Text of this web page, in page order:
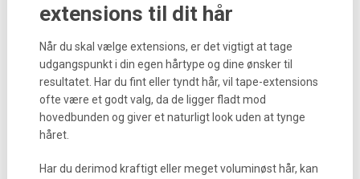
extensions til dit hår
Når du skal vælge extensions, er det vigtigt at tage
udgangspunkt i din egen hårtype og dine ønsker til
resultatet. Har du fint eller tyndt hår, vil tape-extensions
ofte være et godt valg, da de ligger fladt mod
hovedbunden og giver et naturligt look uden at tynge
håret.
Har du derimod kraftigt eller meget voluminøst hår, kan